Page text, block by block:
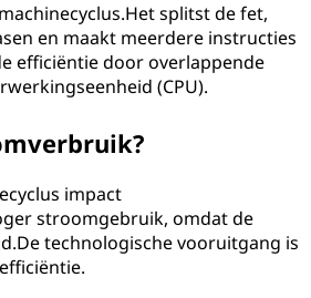
splitst de fet,
en maakt meerdere instructies
efficiëntie door overlappende
(CPU).
impact
stroomgebruik, omdat de
technologische vooruitgang is